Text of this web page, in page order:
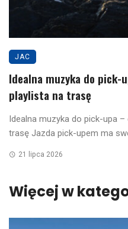
JAC
Idealna muzyka do pick-
playlista na trasę
Idealna muzyka do pick-upa
trasę Jazda pick-upem ma
21 lipca 2026
Więcej w